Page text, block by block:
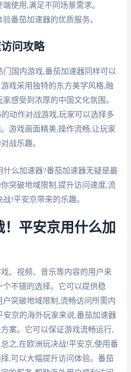
使用,满足不同场景需求。
番茄加速器的优质服务。
问攻略
国内游戏,番茄加速器同样可以
戏采用独特的东方美学风格,融
感受到浓厚的中国文化氛围。
动作对战游戏,玩家可以选择多
游戏画面精美,操作流畅,让玩家
战乐趣。
么加速器?番茄加速器无疑是最
突破地域限制,提升访问速度,流
!平安京带来的乐趣。
！平安京用什么加
、视频、音乐等内容的用户来
不错的选择。它可以提供稳
突破地域限制,流畅访问所需内
安京的海外玩家来说,番茄加速器
案。它可以保证游戏流畅运行,
之,在欧洲玩决战!平安京,使用番
,可以大幅提升访问体验。番茄